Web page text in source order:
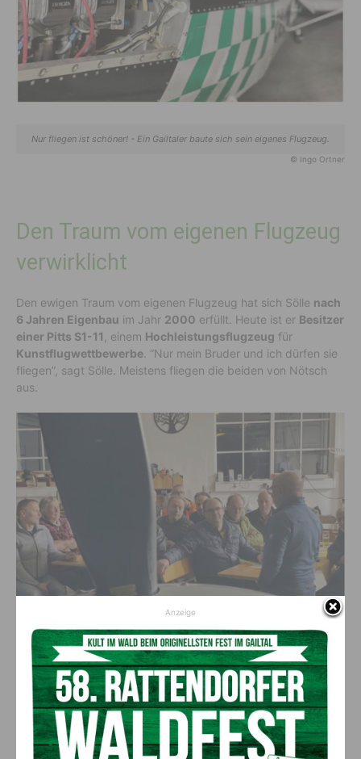
Nur fliegen ist schöner! - Ein Gailtaler baute sich sein eigenes Flugzeug.
© Ingo Ortner
Den Traum vom eigenen Flugzeug
verwirklicht
Den ewigen Traum vom eigenen Flugzeug hat sich Sölle nach
6 Jahren Eigenbau im Jahr 2000 erfüllt. Heute ist er Besitzer
einer Pitts S1-11
, einem Hochleistungsflugzeug für
Kunstflugwettbewerbe . “Nur mein Bruder und ich dürfen sie
fliegen”, sagt Sölle. Meistens fliegen die beiden von Nötsch
aus.
Weltweit gibt es nur 20 vergleichbare Flugzeuge, die nach Entwürfen des
vielfachen internationalen US-Kunstflugmeisters Curtis Pitts gebaut wurden
und seit den 1970er Jahren die Szene dominieren. (c) Ingo Ortner
Anzeige